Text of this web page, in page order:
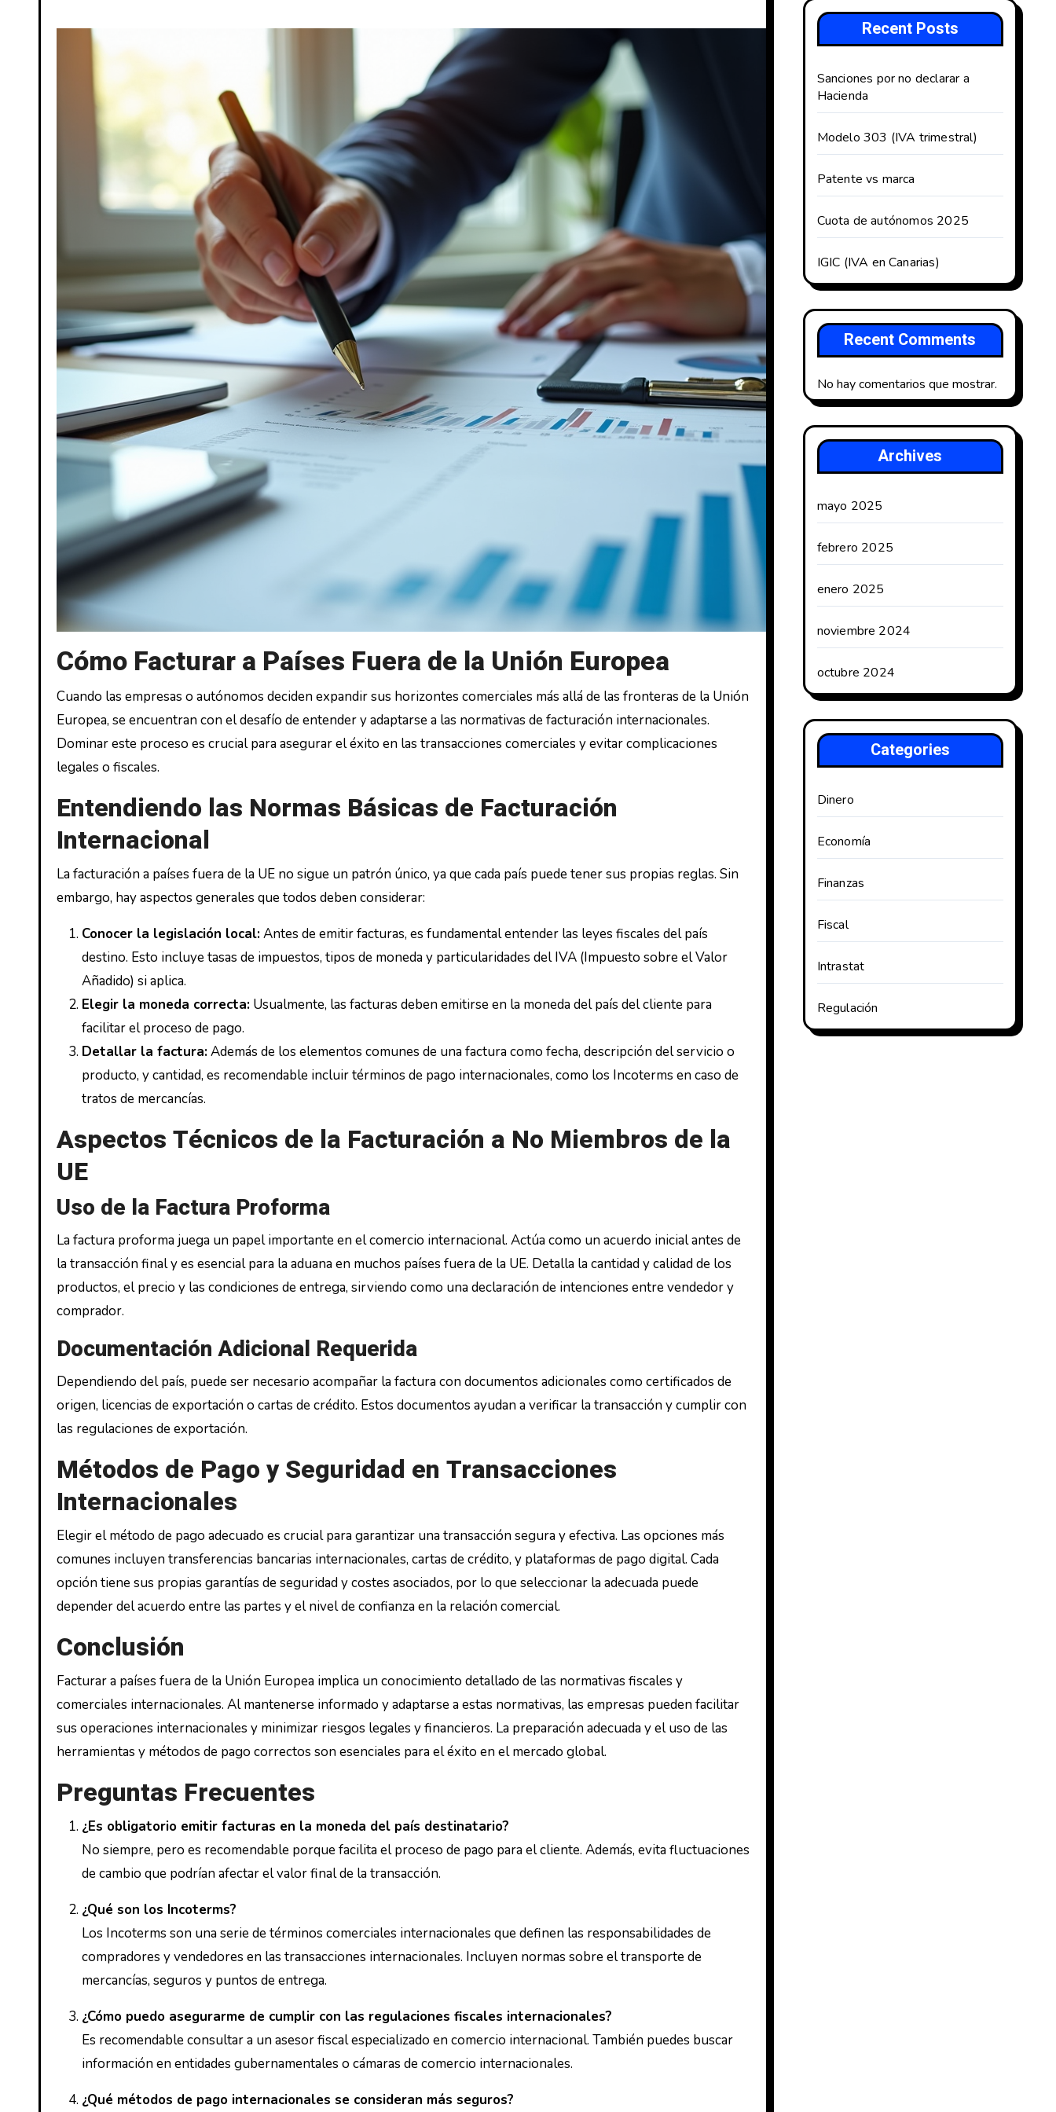
Cómo Facturar a Países Fuera de la Unión Europea
Cuando las empresas o autónomos deciden expandir sus horizontes comerciales más allá de las fronteras de la Unión
Europea, se encuentran con el desafío de entender y adaptarse a las normativas de facturación internacionales.
Dominar este proceso es crucial para asegurar el éxito en las transacciones comerciales y evitar complicaciones
legales o fiscales.
Entendiendo las Normas Básicas de Facturación
Internacional
La facturación a países fuera de la UE no sigue un patrón único, ya que cada país puede tener sus propias reglas. Sin
embargo, hay aspectos generales que todos deben considerar:
Conocer la legislación local:Antes de emitir facturas, es fundamental entender las leyes fiscales del país
destino. Esto incluye tasas de impuestos, tipos de moneda y particularidades del IVA (Impuesto sobre el Valor
Añadido) si aplica.
Elegir la moneda correcta: Usualmente, las facturas deben emitirse en la moneda del país del cliente para
facilitar el proceso de pago.
Detallar la factura:Además de los elementos comunes de una factura como fecha, descripción del servicio o
producto, y cantidad, es recomendable incluir términos de pago internacionales, como los Incoterms en caso de
tratos de mercancías.
Aspectos Técnicos de la Facturación a No Miembros de la
UE
Uso de la Factura Proforma
La factura proforma juega un papel importante en el comercio internacional. Actúa como un acuerdo inicial antes de
la transacción final y es esencial para la aduana en muchos países fuera de la UE. Detalla la cantidad y calidad de los
productos, el precio y las condiciones de entrega, sirviendo como una declaración de intenciones entre vendedor y
comprador.
Documentación Adicional Requerida
Dependiendo del país, puede ser necesario acompañar la factura con documentos adicionales como certificados de
origen, licencias de exportación o cartas de crédito. Estos documentos ayudan a verificar la transacción y cumplir con
las regulaciones de exportación.
Métodos de Pago y Seguridad en Transacciones
Internacionales
Elegir el método de pago adecuado es crucial para garantizar una transacción segura y efectiva. Las opciones más
comunes incluyen transferencias bancarias internacionales, cartas de crédito, y plataformas de pago digital. Cada
opción tiene sus propias garantías de seguridad y costes asociados, por lo que seleccionar la adecuada puede
depender del acuerdo entre las partes y el nivel de confianza en la relación comercial.
Conclusión
Facturar a países fuera de la Unión Europea implica un conocimiento detallado de las normativas fiscales y
comerciales internacionales. Al mantenerse informado y adaptarse a estas normativas, las empresas pueden facilitar
sus operaciones internacionales y minimizar riesgos legales y financieros. La preparación adecuada y el uso de las
herramientas y métodos de pago correctos son esenciales para el éxito en el mercado global.
Preguntas Frecuentes
¿Es obligatorio emitir facturas en la moneda del país destinatario?
No siempre, pero es recomendable porque facilita el proceso de pago para el cliente. Además, evita fluctuaciones
de cambio que podrían afectar el valor final de la transacción.
¿Qué son los Incoterms?
Los Incoterms son una serie de términos comerciales internacionales que definen las responsabilidades de
compradores y vendedores en las transacciones internacionales. Incluyen normas sobre el transporte de
mercancías, seguros y puntos de entrega.
¿Cómo puedo asegurarme de cumplir con las regulaciones fiscales internacionales?
Es recomendable consultar a un asesor fiscal especializado en comercio internacional. También puedes buscar
información en entidades gubernamentales o cámaras de comercio internacionales.
¿Qué métodos de pago internacionales se consideran más seguros?
Recent Posts
Sanciones por no declarar a
Hacienda
Modelo 303 (IVA trimestral)
Patente vs marca
Cuota de autónomos 2025
IGIC (IVA en Canarias)
Recent Comments
No hay comentarios que mostrar.
Archives
mayo 2025
febrero 2025
enero 2025
noviembre 2024
octubre 2024
Categories
Dinero
Economía
Finanzas
Fiscal
Intrastat
Regulación